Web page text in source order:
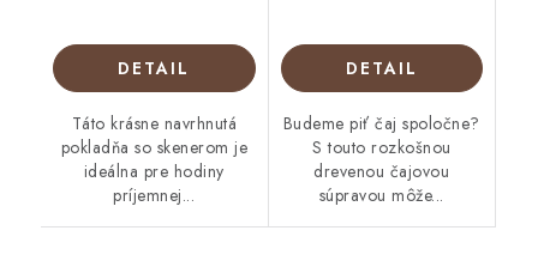
DETAIL
Táto krásne navrhnutá
pokladňa so skenerom je
ideálna pre hodiny
príjemnej...
DETAIL
Budeme piť čaj spoločne?
S touto rozkošnou
drevenou čajovou
súpravou môže...